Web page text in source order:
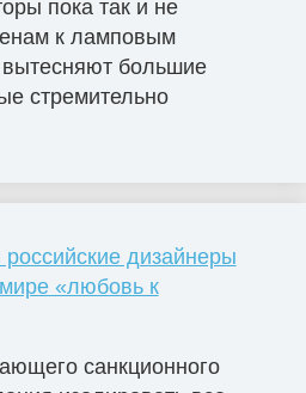
пока так и не
к ламповым
большие
стремительно
российские дизайнеры
«любовь к
санкционного